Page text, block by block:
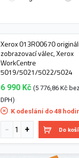
Xerox 013R00670
zobrazovací válec, Xerox
WorkCentre
5019/5021/5022/5024
6 990 Kč (5 776,86 Kč
DPH)
K odeslání do 48
Do